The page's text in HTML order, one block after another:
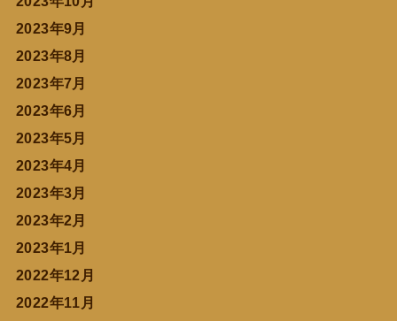
2023年9月
2023年8月
2023年7月
2023年6月
2023年5月
2023年4月
2023年3月
2023年2月
2023年1月
2022年12月
2022年11月